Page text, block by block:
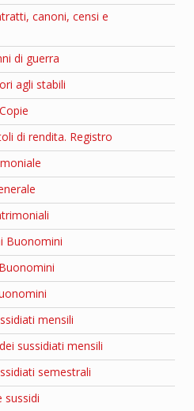
canoni, censi e
di guerra
agli stabili
di rendita. Registro
Buonomini
mensili
sussidiati mensili
semestrali
sussidi